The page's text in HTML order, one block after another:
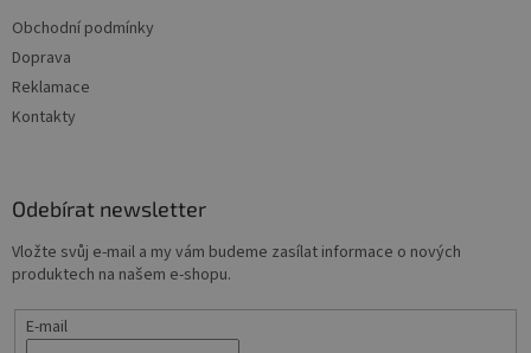
Obchodní podmínky
Doprava
Reklamace
Kontakty
Odebírat newsletter
Vložte svůj e-mail a my vám budeme zasílat informace o nových
produktech na našem e-shopu.
E-mail